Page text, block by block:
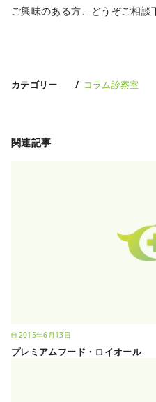
ご興味のある方、どうぞご相談
獣医
カテゴリー コラム診察室
関連記事
2015年6月13日
プレミアムフード・ロイオール